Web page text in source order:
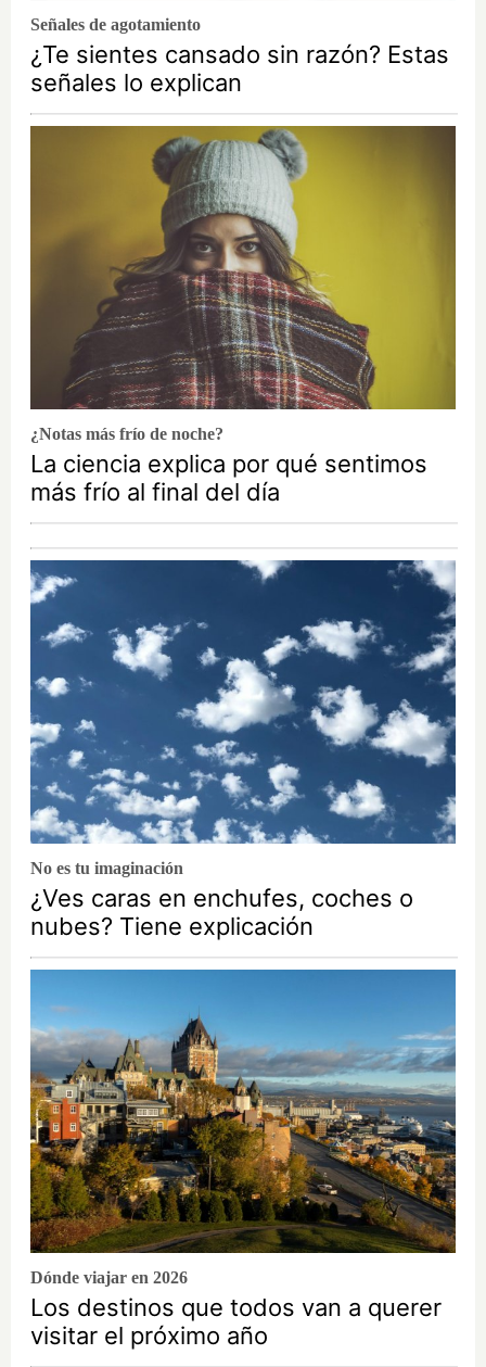
Señales de agotamiento
¿Te sientes cansado sin razón? Estas
señales lo explican
¿Notas más frío de noche?
La ciencia explica por qué sentimos
más frío al final del día
No es tu imaginación
¿Ves caras en enchufes, coches o
nubes? Tiene explicación
Dónde viajar en 2026
Los destinos que todos van a querer
visitar el próximo año